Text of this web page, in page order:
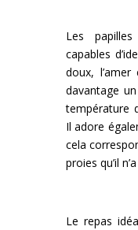
Les
capables
doux,
davantage
température
Il adore
cela
proies qu’il
Le repas